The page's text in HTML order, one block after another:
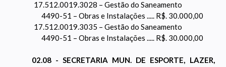
17.512.0019.3028 – Gestão do Saneamento
4490-51 – Obras e Instalações ..... R$. 30.000,00
17.512.0019.3035 – Gestão do Saneamento
4490-51 – Obras e Instalações ..... R$. 30.000,00
02.08 - SECRETARIA MUN. DE ESPORTE, LAZER,